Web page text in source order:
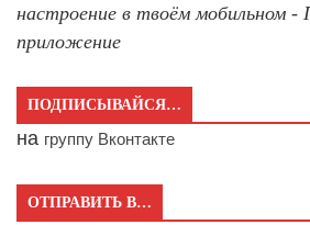
настроение в твоём мобильном -
приложение
ПОДПИСЫВАЙСЯ…
на группу Вконтакте
ОТПРАВИТЬ В…